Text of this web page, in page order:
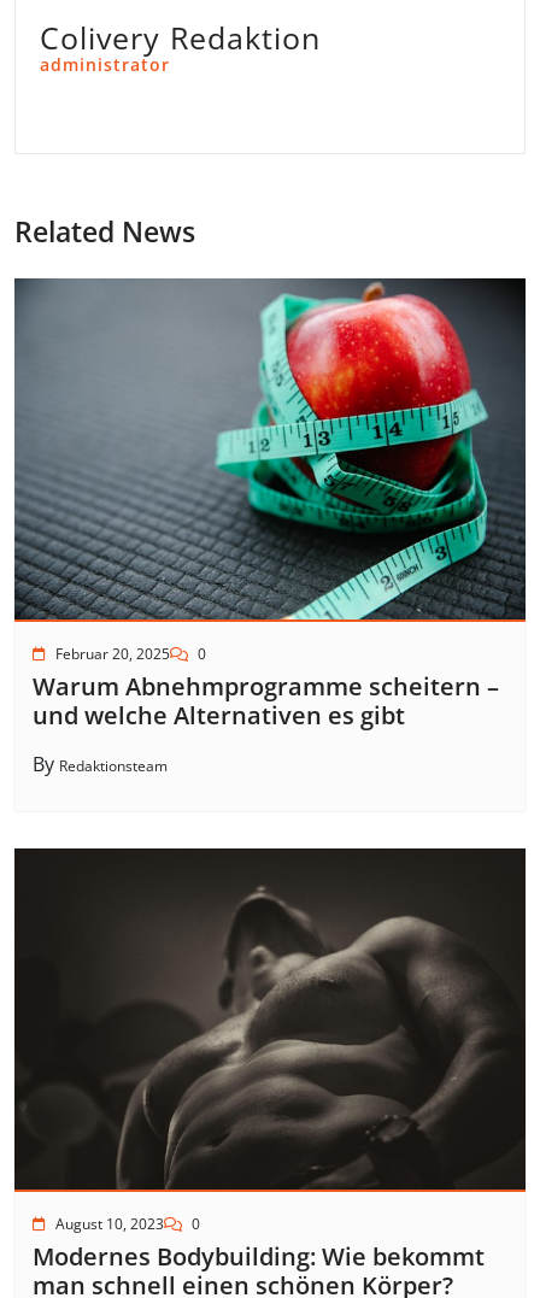
Colivery Redaktion
administrator
Related News
Februar 20, 2025 0
Warum Abnehmprogramme scheitern –
und welche Alternativen es gibt
By Redaktionsteam
August 10, 2023 0
Modernes Bodybuilding: Wie bekommt
man schnell einen schönen Körper?